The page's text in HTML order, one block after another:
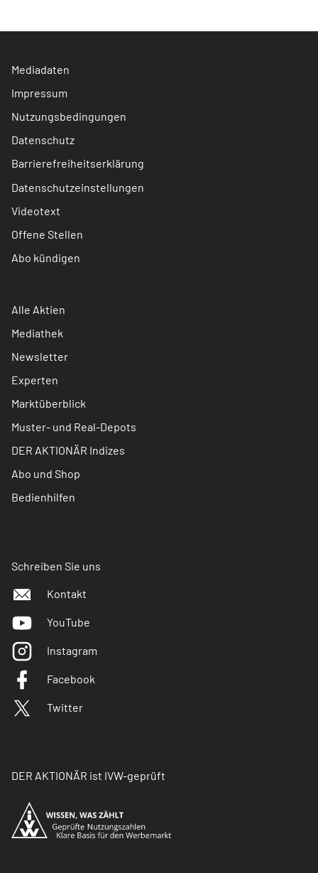
Mediadaten
Impressum
Nutzungsbedingungen
Datenschutz
Barrierefreiheitserklärung
Datenschutzeinstellungen
Videotext
Offene Stellen
Abo kündigen
Alle Aktien
Mediathek
Newsletter
Experten
Marktüberblick
Muster- und Real-Depots
DER AKTIONÄR Indizes
Abo und Shop
Bedienhilfen
Schreiben Sie uns
Kontakt
YouTube
Instagram
Facebook
Twitter
DER AKTIONÄR ist IVW-geprüft